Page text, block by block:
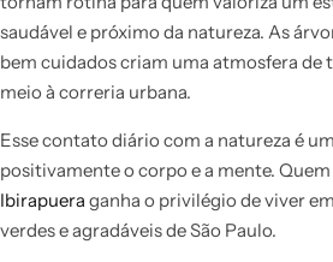
saudável e próximo da natureza. As
bem cuidados criam uma atmosfera de
meio à correria urbana.
Esse contato diário com a natureza é
positivamente o corpo e a mente.
Ibirapuera ganha o privilégio de viver
verdes e agradáveis de São Paulo.